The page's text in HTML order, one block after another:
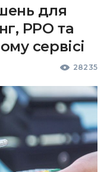
для
РРО та
сервісі
28235